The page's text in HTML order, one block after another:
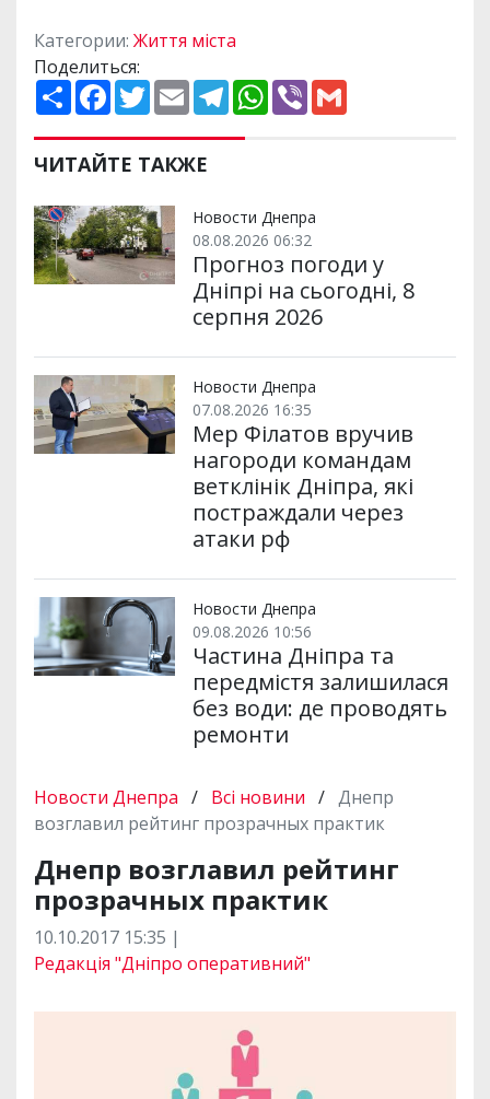
Категории: Життя міста
Поделиться:
П
о
и
р
и
и
F
a
e
b
o
k
T
w
t
t
e
E
m
i
l
T
e
e
m
W
h
p
V
ЧИТАЙТЕ ТАКЖЕ
Новости Днепра
08.08.2026 06:32
Прогноз погоди у
Дніпрі на сьогодні, 8
серпня 2026
Новости Днепра
07.08.2026 16:35
Мер Філатов вручив
нагороди командам
ветклінік Дніпра, які
постраждали через
атаки рф
Новости Днепра
09.08.2026 10:56
Частина Дніпра та
передмістя залишилася
без води: де проводять
ремонти
Новости Днепра / Всі новини / Днепр
возглавил рейтинг прозрачных практик
Днепр возглавил рейтинг
прозрачных практик
10.10.2017 15:35 |
Редакція "Дніпро оперативний"